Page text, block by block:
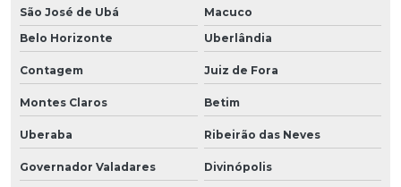
São José de Ubá
Macuco
Belo Horizonte
Uberlândia
Contagem Juiz de Fora
Montes Claros Betim
Uberaba Ribeirão das Neves
Governador Valadares Divinópolis